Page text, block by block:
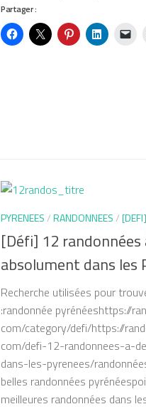
Partager :
PYRENEES/RANDONNEES/[DEFI]
[Défi] 12
absolument dans les
Recherche utilisées pour
:randonnée pyrénéeshttps://
com/category/defi/https://
com/defi-12-randonnees-a-
dans-les-pyrenees/
belles randonnées
meilleures randonnées dans